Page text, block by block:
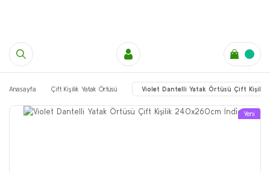
Anasayfa Çift Kişilik Yatak Örtüsü Violet Dantelli Yatak Örtüsü Çift
Yeni